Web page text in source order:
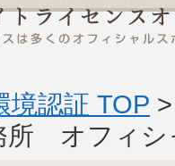
境認証 TOP
所 オフィシ